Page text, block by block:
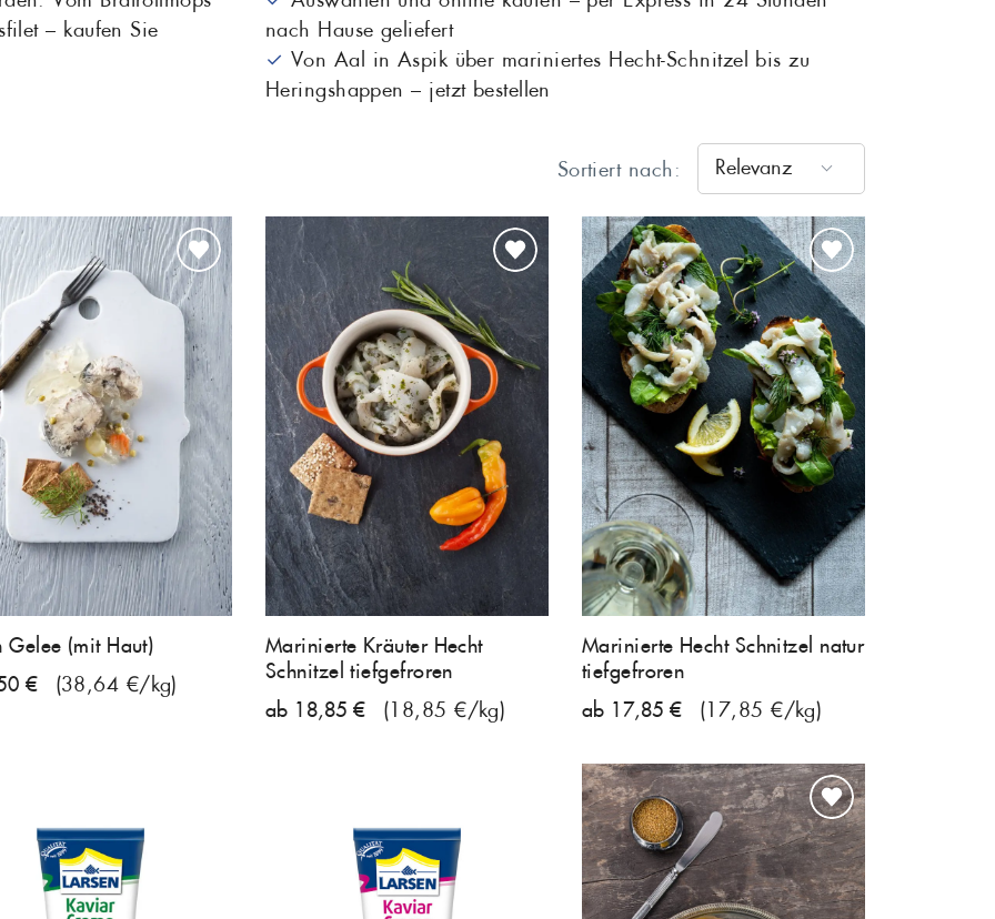
Grill Matjes
Sardellen Sardinen
Steinbutt
Stör Thunfisch Wels
Zander
– kaufen Sie
nach Hause geliefert
✓ Von Aal in Aspik über mariniertes Hecht-Schnitzel bis zu
Heringshappen – jetzt bestellen
Sortiert nach: Relevanz
(mit Haut)
€
(38,64 €/kg)
Marinierte Kräuter Hecht
Schnitzel tiefgefroren
ab 18,85 €
(18,85 €/kg)
Marinierte Hecht Schnitzel natur
tiefgefroren
ab 17,85 €
(17,85 €/kg)